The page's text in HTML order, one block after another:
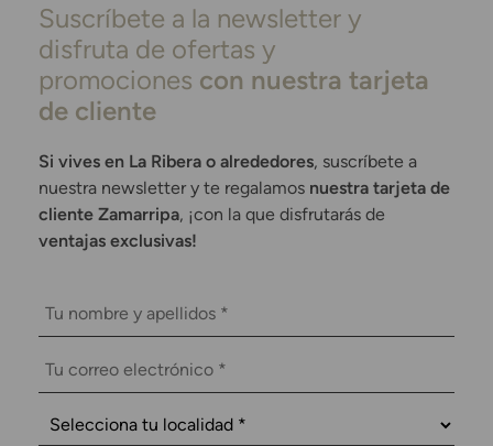
Suscríbete a la newsletter y
disfruta de ofertas y
promociones con nuestra tarjeta
de cliente
Si vives en La Ribera o alrededores, suscríbete a
nuestra newsletter y te regalamos nuestra tarjeta de
cliente Zamarripa, ¡con la que disfrutarás de
ventajas exclusivas!